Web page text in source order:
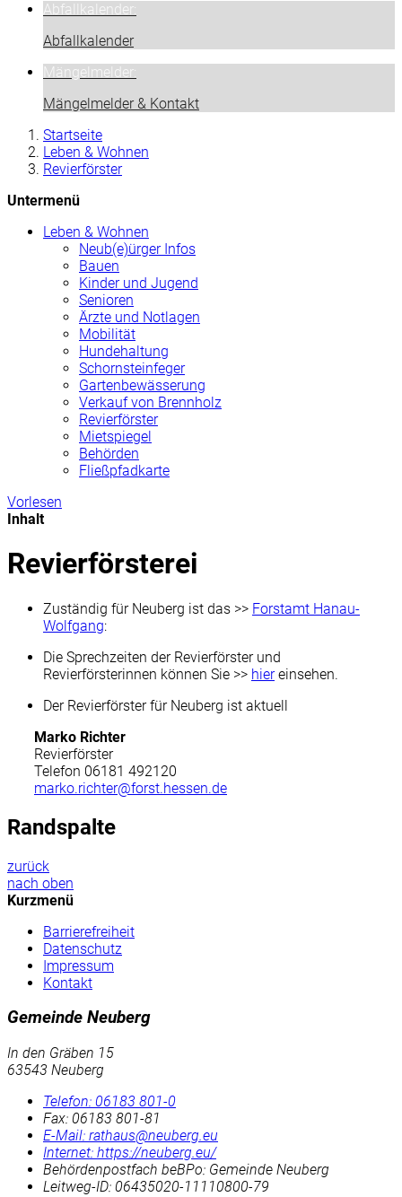
Abfallkalender:
Abfallkalender
Mängelmelder:
Mängelmelder & Kontakt
Startseite
Leben & Wohnen
Revierförster
Untermenü
Leben & Wohnen
Neub(e)ürger Infos
Bauen
Kinder und Jugend
Senioren
Ärzte und Notlagen
Mobilität
Hundehaltung
Schornsteinfeger
Gartenbewässerung
Verkauf von Brennholz
Revierförster
Mietspiegel
Behörden
Fließpfadkarte
Vorlesen
Inhalt
Revierförsterei
Zuständig für Neuberg ist das >> Forstamt Hanau-
Wolfgang:
Die Sprechzeiten der Revierförster und
Revierförsterinnen können Sie >> hiereinsehen.
Der Revierförster für Neuberg ist aktuell
Marko Richter
Revierförster
Telefon 06181 492120
marko.richter@forst.hessen.de
Randspalte
zurück
nach oben
Kurzmenü
Barrierefreiheit
Datenschutz
Impressum
Kontakt
Gemeinde Neuberg
In den Gräben 15
63543 Neuberg
Telefon: 06183 801-0
Fax: 06183 801-81
E-Mail: rathaus@neuberg.eu
Internet: https://neuberg.eu/
Behördenpostfach beBPo: Gemeinde Neuberg
Leitweg-ID: 06435020-11110800-79